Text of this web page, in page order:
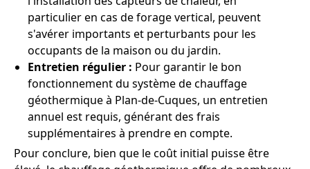
particulier en cas de forage vertical, peuvent
s'avérer importants et perturbants pour les
occupants de la maison ou du jardin.
Entretien régulier : Pour garantir le bon
fonctionnement du système de chauffage
géothermique à Plan-de-Cuques, un entretien
annuel est requis, générant des frais
supplémentaires à prendre en compte.
Pour conclure, bien que le coût initial puisse être